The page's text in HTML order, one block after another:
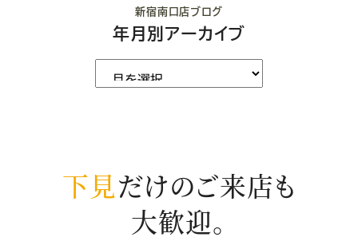
新宿南口店ブログ
年月別アーカイブ
下見だけのご来店も
大歓迎。